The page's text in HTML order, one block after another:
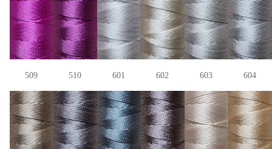
509 510 601 602 603 604